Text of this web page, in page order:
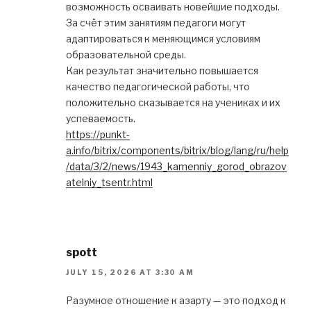
возможность осваивать новейшие подходы.
За счёт этим занятиям педагоги могут
адаптироваться к меняющимся условиям
образовательной среды.
Как результат значительно повышается
качество педагогической работы, что
положительно сказывается на учениках и их
успеваемость.
https://punkt-
a.info/bitrix/components/bitrix/blog/lang/ru/help
/data/3/2/news/1943_kamenniy_gorod_obrazov
atelniy_tsentr.html
spott
JULY 15, 2026 AT 3:30 AM
Разумное отношение к азарту — это подход к